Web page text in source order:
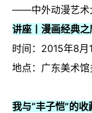
——中外动漫艺术
讲座丨漫画经典
时间：2015年8
地点：广东美术
我与“丰子恺”的收